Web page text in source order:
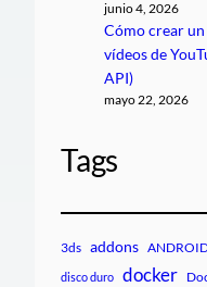
junio 4, 2026
Cómo crear
vídeos de
API)
mayo 22, 2026
Tags
3ds addons
disco duro docker